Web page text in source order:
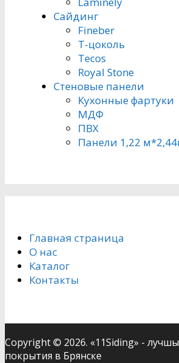
Сайдинг
Fineber
Т-цоколь
Tecos
Royal Stone
Стеновые панели
Кухонные фартуки
МДФ
ПВХ
Панели 1,22
Главная страница
О нас
Каталог
Контакты
Copyright © 2026. «11Siding» -
покрытия в Брянске